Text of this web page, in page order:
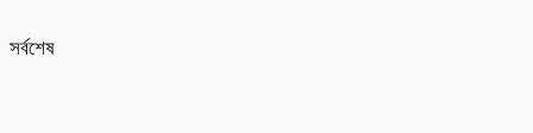
সর্বশেষ